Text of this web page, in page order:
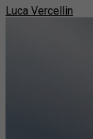
Luca Vercellin